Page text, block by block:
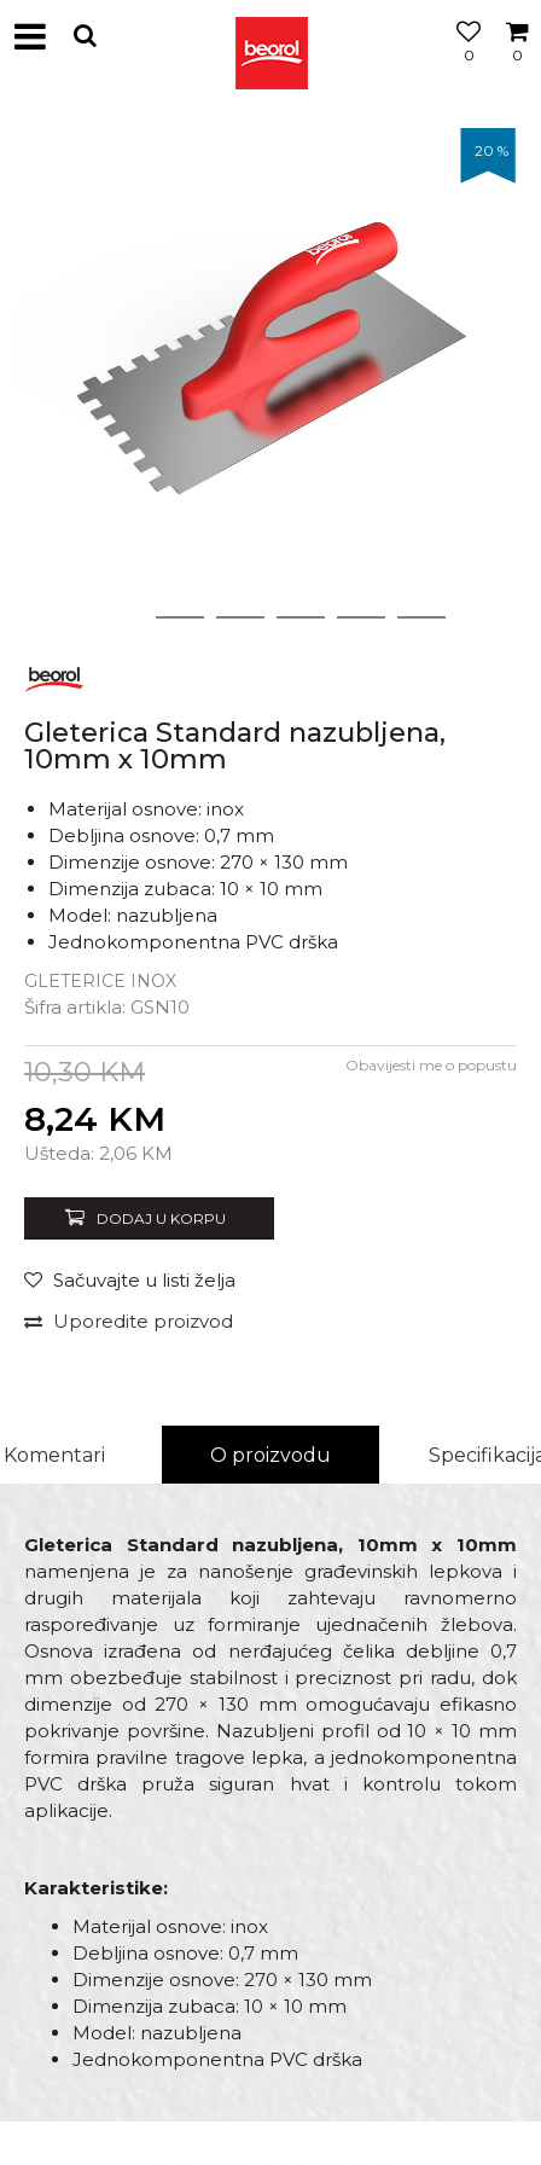
0
0
2 3 4 5 6
20 %
Gleterica Standard nazubljena,
10mm x 10mm
GLETERICE INOX
Šifra artikla: GSN10
Materijal osnove: inox
Debljina osnove: 0,7 mm
Dimenzije osnove: 270 × 130 mm
Dimenzija zubaca: 10 × 10 mm
Model: nazubljena
Jednokomponentna PVC drška
10,30 KM
8,24 KM
Ušteda: 2,06 KM
Obavijesti me o popustu
Unesi količinu
DODAJ U KORPU
Sačuvajte u listi želja
Uporedite proizvod
Komentari O proizvodu
Gleterica Standard nazubljena, 10mm x 10mm
namenjena je za nanošenje građevinskih lepkova i
drugih materijala koji zahtevaju ravnomerno
raspoređivanje uz formiranje ujednačenih žlebova.
Osnova izrađena od nerđajućeg čelika debljine 0,7
mm obezbeđuje stabilnost i preciznost pri radu, dok
dimenzije od 270 × 130 mm omogućavaju efikasno
pokrivanje površine. Nazubljeni profil od 10 × 10 mm
formira pravilne tragove lepka, a jednokomponentna
PVC drška pruža siguran hvat i kontrolu tokom
aplikacije.
Karakteristike:
Materijal osnove: inox
Debljina osnove: 0,7 mm
Dimenzije osnove: 270 × 130 mm
Dimenzija zubaca: 10 × 10 mm
Model: nazubljena
Jednokomponentna PVC drška